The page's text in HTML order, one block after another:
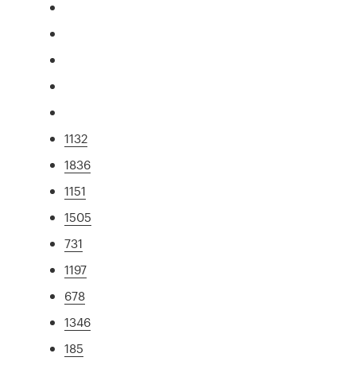
1132
1836
1151
1505
731
1197
678
1346
185